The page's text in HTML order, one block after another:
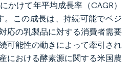
かけて年平均成長率（CAGR）
。この成長は、持続可能でベジ
応の乳製品に対する消費者需要
可能性の動きによって牽引され
における酵素源に関する米国農